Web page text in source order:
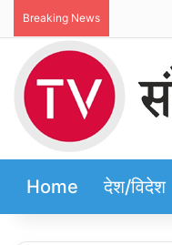
Breaking News
Home देश/विदेश